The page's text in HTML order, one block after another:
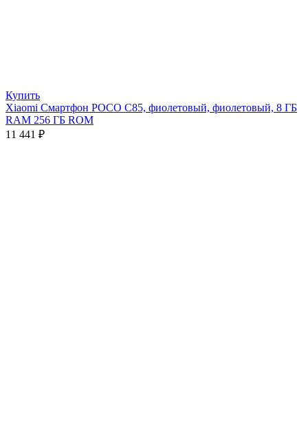
Купить
Xiaomi Смартфон POCO C85, фиолетовый, фиолетовый, 8 ГБ
RAM 256 ГБ ROM
11 441 ₽